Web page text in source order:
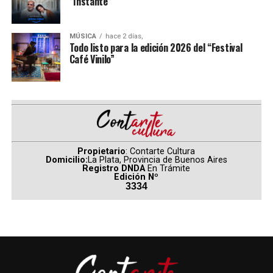
impulsada principalmente por el desempeño de “Toy
Story 5” y “Moana”.
(Fuente: Ultracine – Por Carina Rodríguez )
Comparte esto:
amenaza su existencia, al mismo tiempo que un extraño
nuevo patrón de crímenes da lugar a una de las
amenazas más poderosas a las que se ha enfrentado.
Los domingos
MÚSICA hace 2 días,
Todo listo para la edición 2026 del “Festival
Café Vinilo”
Propietario: Contarte Cultura
Domicilio:La Plata, Provincia de Buenos Aires
Registro DNDA En Trámite
Edición Nº
3334